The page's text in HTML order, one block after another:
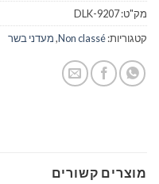
מק"ט:DLK-9207
קטגוריות:Non classé
,מעדני בשר
מוצרים קשורים